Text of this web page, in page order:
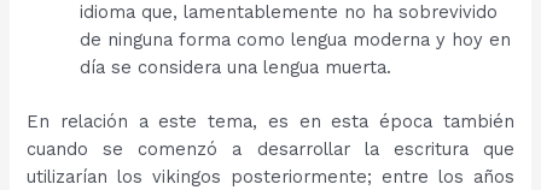
idioma que, lamentablemente no ha sobrevivido
de ninguna forma como lengua moderna y hoy en
día se considera una lengua muerta.
En relación a este tema, es en esta época también
cuando se comenzó a desarrollar la escritura que
utilizarían los vikingos posteriormente; entre los años